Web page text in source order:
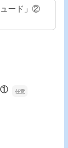
ュード」②
①